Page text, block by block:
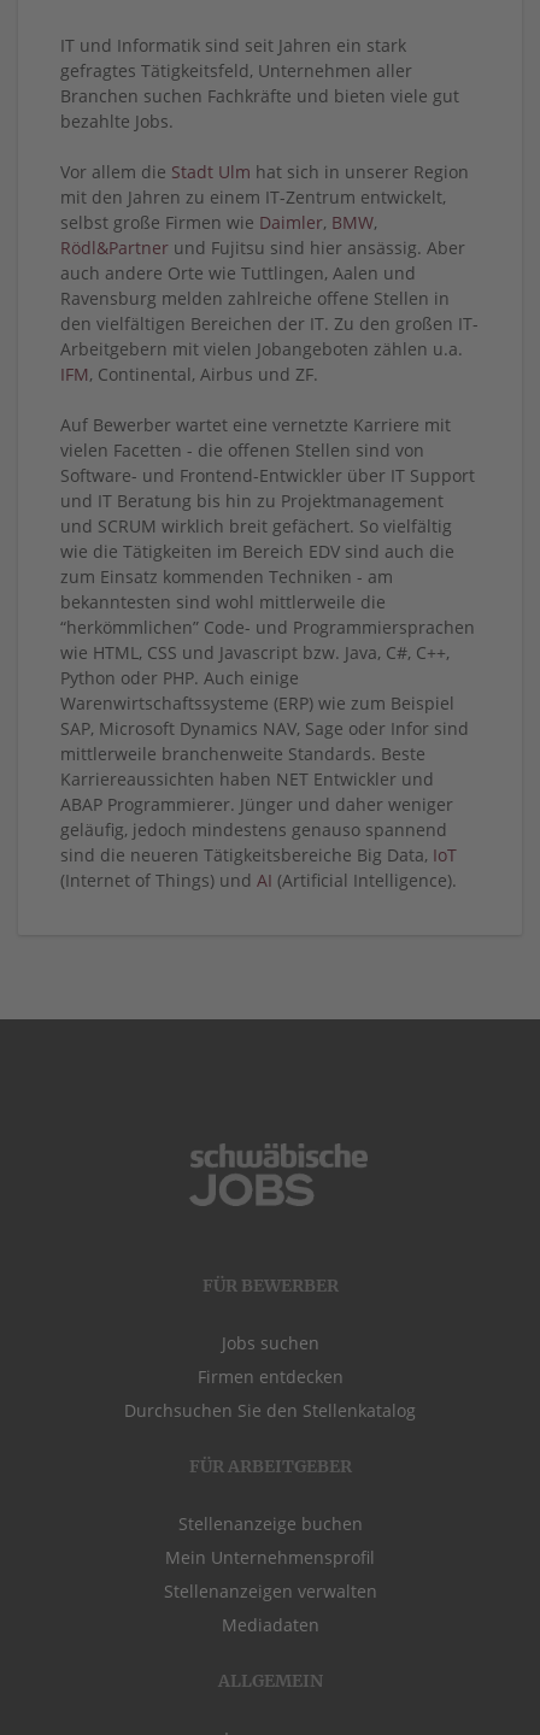
IT und Informatik sind seit Jahren ein stark
gefragtes Tätigkeitsfeld, Unternehmen aller
Branchen suchen Fachkräfte und bieten viele gut
bezahlte Jobs.
Vor allem die Stadt Ulm hat sich in unserer Region
mit den Jahren zu einem IT-Zentrum entwickelt,
selbst große Firmen wie Daimler, BMW,
Rödl&Partner und Fujitsu sind hier ansässig. Aber
auch andere Orte wie Tuttlingen, Aalen und
Ravensburg melden zahlreiche offene Stellen in
den vielfältigen Bereichen der IT. Zu den großen IT-
Arbeitgebern mit vielen Jobangeboten zählen u.a.
IFM, Continental, Airbus und ZF.
Auf Bewerber wartet eine vernetzte Karriere mit
vielen Facetten - die offenen Stellen sind von
Software- und Frontend-Entwickler über IT Support
und IT Beratung bis hin zu Projektmanagement
und SCRUM wirklich breit gefächert. So vielfältig
wie die Tätigkeiten im Bereich EDV sind auch die
zum Einsatz kommenden Techniken - am
bekanntesten sind wohl mittlerweile die
“herkömmlichen” Code- und Programmiersprachen
wie HTML, CSS und Javascript bzw. Java, C#, C++,
Python oder PHP. Auch einige
Warenwirtschaftssysteme (ERP) wie zum Beispiel
SAP, Microsoft Dynamics NAV, Sage oder Infor sind
mittlerweile branchenweite Standards. Beste
Karriereaussichten haben NET Entwickler und
ABAP Programmierer. Jünger und daher weniger
geläufig, jedoch mindestens genauso spannend
sind die neueren Tätigkeitsbereiche Big Data, IoT
(Internet of Things) und AI (Artificial Intelligence).
FÜR BEWERBER
Jobs suchen
Firmen entdecken
Durchsuchen Sie den Stellenkatalog
FÜR ARBEITGEBER
Stellenanzeige buchen
Mein Unternehmensprofil
Stellenanzeigen verwalten
Mediadaten
ALLGEMEIN